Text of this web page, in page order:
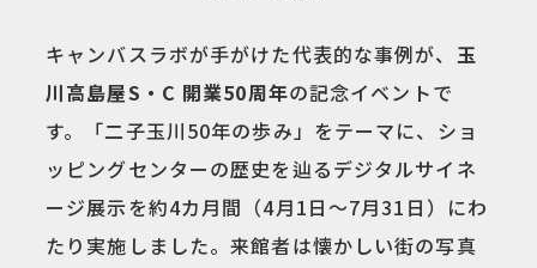
キャンバスラボが手がけた代表的な事例が、 玉
川高島屋S・C 開業50周年の記念イベントで
す。「二子玉川50年の歩み」をテーマに、ショ
ッピングセンターの歴史を辿るデジタルサイネ
ージ展示を約4カ月間（4月1日〜7月31日）にわ
たり実施しました。来館者は懐かしい街の写真